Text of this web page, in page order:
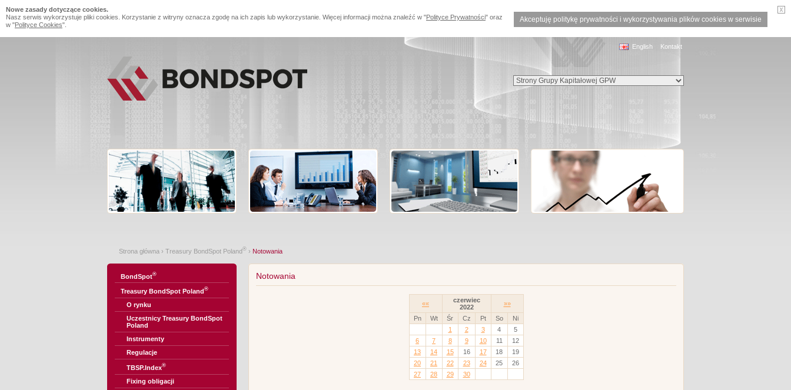
Akceptuję politykę prywatności i wykorzystywania plików cookies w serwisie
Nowe zasady dotyczące cookies.
Nasz serwis wykorzystuje pliki cookies. Korzystanie z witryny oznacza zgodę na ich zapis lub wykorzystanie. Więcej informacji można znaleźć w "Polityce Prywatności" oraz
w "Polityce Cookies".
English Kontakt
Strona główna › Treasury BondSpot Poland® › Notowania
BondSpot®
Treasury BondSpot Poland®
O rynku
Uczestnicy Treasury BondSpot
Poland
Instrumenty
Regulacje
TBSP.Index®
Fixing obligacji
Notowania
««
czerwiec
2022
»»
Pn Wt Śr Cz Pt So
Ni
1
2 3 4
5
6
7 8 9 10 11
12
13
14 15 16 17 18
19
20
21 22 23 24 25
26
27
28 29 30